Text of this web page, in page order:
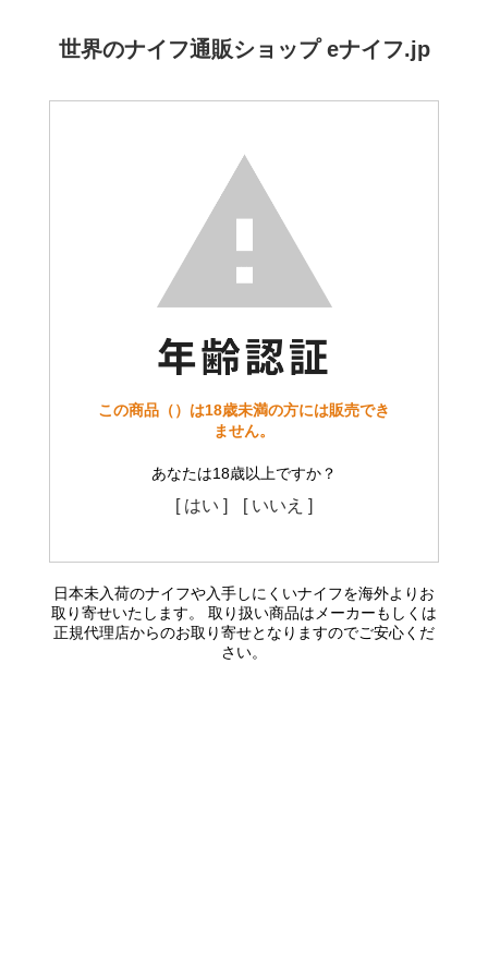
世界のナイフ通販ショップ eナイフ.jp
この商品（）は18歳未満の方には販売でき
ません。
あなたは18歳以上ですか？
[ はい ] [ いいえ ]
日本未入荷のナイフや入手しにくいナイフを海外よりお
取り寄せいたします。 取り扱い商品はメーカーもしくは
正規代理店からのお取り寄せとなりますのでご安心くだ
さい。